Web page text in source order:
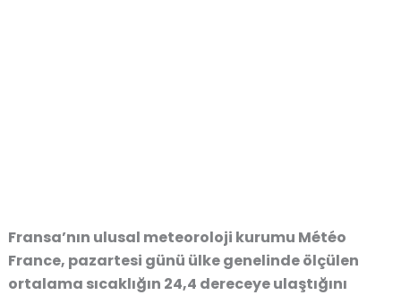
Fransa’nın ulusal meteoroloji kurumu Météo
France, pazartesi günü ülke genelinde ölçülen
ortalama sıcaklığın 24,4 dereceye ulaştığını